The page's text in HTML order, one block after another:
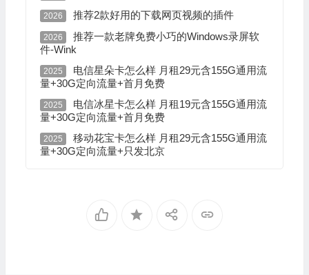
2026 推荐2款好用的下载网页视频的插件
2026
推荐一款老牌免费小巧的Windows录屏软
件-Wink
2025
电信星朵卡怎么样 月租29元含155G通用流
量+30G定向流量+首月免费
2025
电信冰星卡怎么样 月租19元含155G通用流
量+30G定向流量+首月免费
2025
移动花宝卡怎么样 月租29元含155G通用流
量+30G定向流量+只发北京